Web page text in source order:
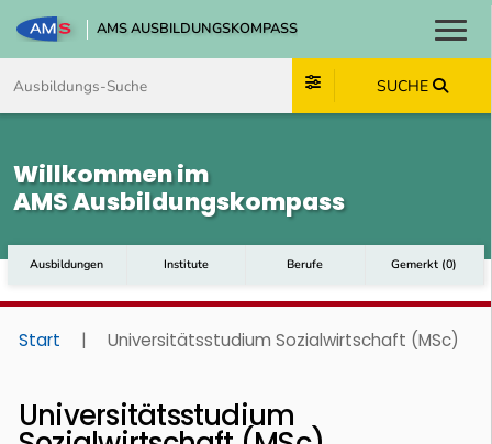
AMS AUSBILDUNGSKOMPASS
SUCHE
Willkommen im
AMS Ausbildungskompass
Ausbildungen Institute Berufe Gemerkt (0)
Start | Universitätsstudium Sozialwirtschaft (MSc)
Universitätsstudium